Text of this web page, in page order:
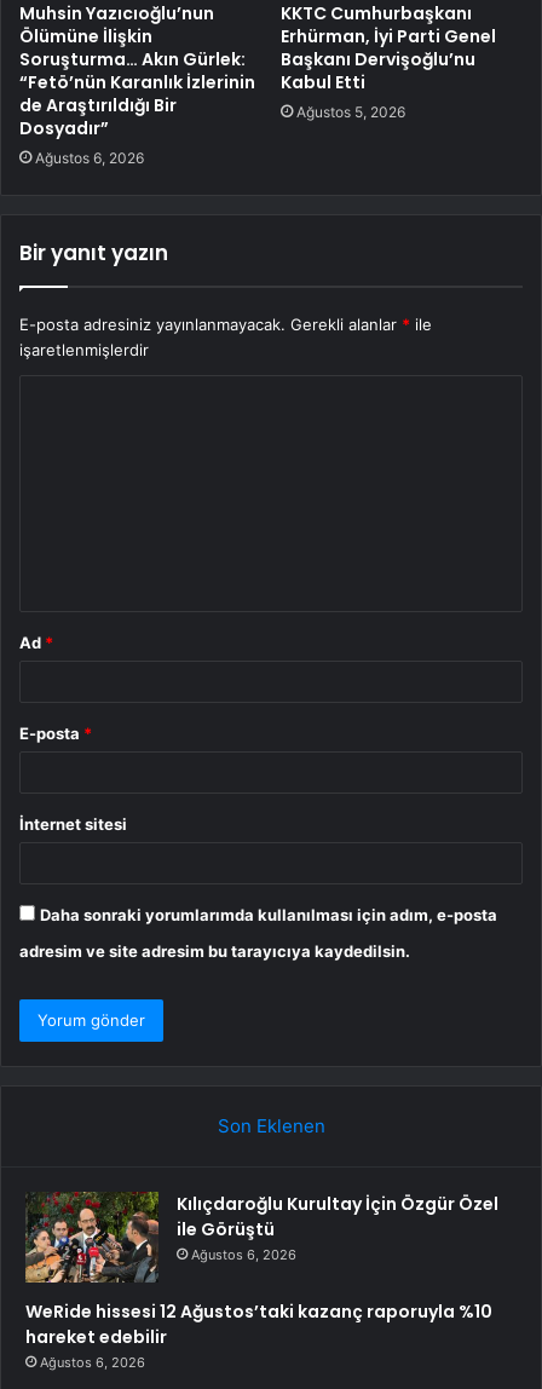
Muhsin Yazıcıoğlu’nun
Ölümüne İlişkin
Soruşturma… Akın Gürlek:
“Fetö’nün Karanlık İzlerinin
de Araştırıldığı Bir
Dosyadır”
Ağustos 6, 2026
KKTC Cumhurbaşkanı
Erhürman, İyi Parti Genel
Başkanı Dervişoğlu’nu
Kabul Etti
Ağustos 5, 2026
Bir yanıt yazın
E-posta adresiniz yayınlanmayacak. Gerekli alanlar * ile
işaretlenmişlerdir
Ad *
E-posta *
İnternet sitesi
Daha sonraki yorumlarımda kullanılması için adım, e-posta
adresim ve site adresim bu tarayıcıya kaydedilsin.
Son Eklenen
Kılıçdaroğlu Kurultay İçin Özgür Özel
ile Görüştü
Ağustos 6, 2026
WeRide hissesi 12 Ağustos’taki kazanç raporuyla %10
hareket edebilir
Ağustos 6, 2026